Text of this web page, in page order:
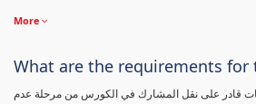
More
What are the requirements for
لمدة 3 ساعات قادر على نقل المشارك في الكورس من مرحلة عدم